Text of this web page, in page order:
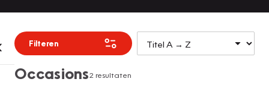
Filteren
Occasions2 resultaten